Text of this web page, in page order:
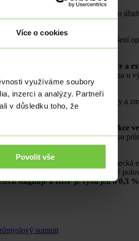
Více o cookies
využíváme soubory
inzerci a analýzy. Partneři
v důsledku toho, že
Povolit vše
Podle tamního statistického
stagnovala.
Jedná se o zlepšení
Především průmyslová produkce a
růst byl zaznamenán zejména u
Negativně naopak spotřeba vlády a
když v 1. čtvrtletí produkce
a zda se ve druhé polovině roku
Evropské komise bude letos německá
rizika jsou koncentrována do druhé
stagnuje a HDP je vyšší jen o 0,3